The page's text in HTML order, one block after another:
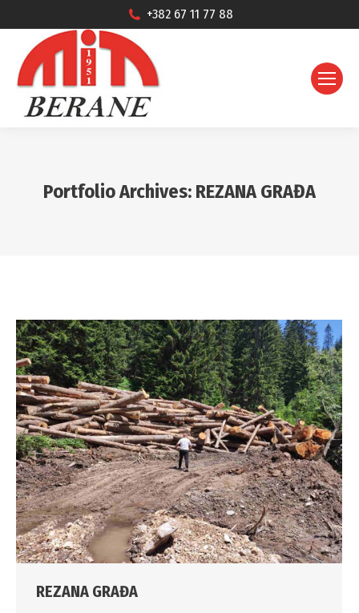
+382 67 11 77 88
Portfolio Archives: REZANA GRAĐA
REZANA GRAĐA